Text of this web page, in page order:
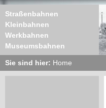
Straßenbahnen
Kleinbahnen
Werkbahnen
Museumsbahnen
Sie sind hier: Home